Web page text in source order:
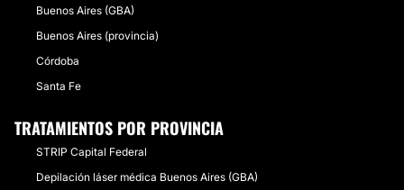
Buenos Aires (GBA)
Buenos Aires (provincia)
Córdoba
Santa Fe
TRATAMIENTOS POR PROVINCIA
STRIP Capital Federal
Depilación láser médica Buenos Aires (GBA)